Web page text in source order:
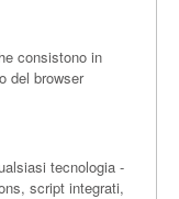
consistono in
del browser
tecnologia -
script integrati,